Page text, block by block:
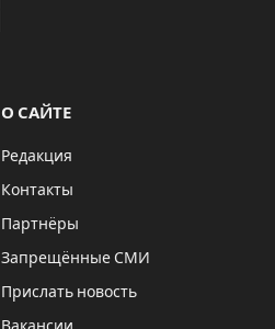
О САЙТЕ
Редакция
Контакты
Партнёры
Запрещённые СМИ
Прислать новость